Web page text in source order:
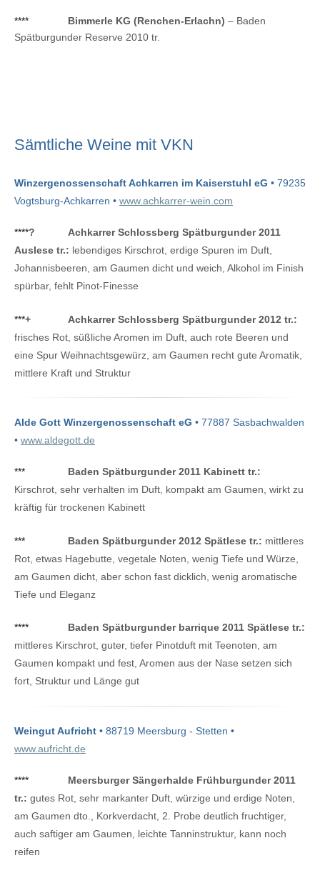
**** Bimmerle KG (Renchen-Erlachn) – Baden
Spätburgunder Reserve 2010 tr.
Sämtliche Weine mit VKN
Winzergenossenschaft Achkarren im Kaiserstuhl eG • 79235
Vogtsburg-Achkarren • www.achkarrer-wein.com
****?
Achkarrer Schlossberg Spätburgunder 2011
Auslese tr.: lebendiges Kirschrot, erdige Spuren im Duft,
Johannisbeeren, am Gaumen dicht und weich, Alkohol im Finish
spürbar, fehlt Pinot-Finesse
***+
Achkarrer Schlossberg Spätburgunder 2012 tr.:
frisches Rot, süßliche Aromen im Duft, auch rote Beeren und
eine Spur Weihnachtsgewürz, am Gaumen recht gute Aromatik,
mittlere Kraft und Struktur
Alde Gott Winzergenossenschaft eG • 77887 Sasbachwalden
• www.aldegott.de
***
Baden Spätburgunder 2011 Kabinett tr.:
Kirschrot, sehr verhalten im Duft, kompakt am Gaumen, wirkt zu
kräftig für trockenen Kabinett
*** Baden Spätburgunder 2012 Spätlese tr.: mittleres
Rot, etwas Hagebutte, vegetale Noten, wenig Tiefe und Würze,
am Gaumen dicht, aber schon fast dicklich, wenig aromatische
Tiefe und Eleganz
****
Baden Spätburgunder barrique 2011 Spätlese tr.:
mittleres Kirschrot, guter, tiefer Pinotduft mit Teenoten, am
Gaumen kompakt und fest, Aromen aus der Nase setzen sich
fort, Struktur und Länge gut
Weingut Aufricht • 88719 Meersburg - Stetten •
www.aufricht.de
****
Meersburger Sängerhalde Frühburgunder 2011
tr.: gutes Rot, sehr markanter Duft, würzige und erdige Noten,
am Gaumen dto., Korkverdacht, 2. Probe deutlich fruchtiger,
auch saftiger am Gaumen, leichte Tanninstruktur, kann noch
reifen